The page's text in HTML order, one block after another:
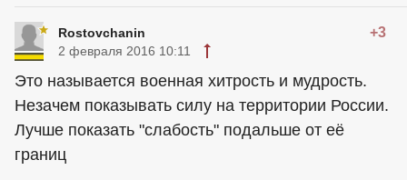
Rostovchanin +3
2 февраля 2016 10:11
Это называется военная хитрость и мудрость.
Незачем показывать силу на территории России.
Лучше показать "слабость" подальше от её
границ